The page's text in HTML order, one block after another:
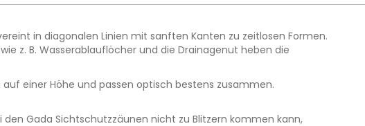
in diagonalen Linien mit sanften Kanten zu zeitlosen Formen.
z. B. Wasserablauflöcher und die Drainagenut heben die
einer Höhe und passen optisch bestens zusammen.
Gada Sichtschutzzäunen nicht zu Blitzern kommen kann,